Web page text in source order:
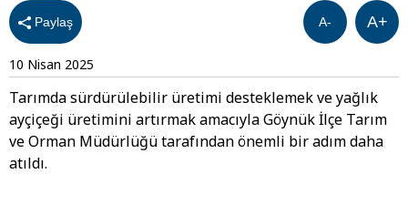
Paylaş A+
A-
10 Nisan 2025
Tarımda sürdürülebilir üretimi desteklemek ve yağlık
ayçiçeği üretimini artırmak amacıyla Göynük İlçe Tarım
ve Orman Müdürlüğü tarafından önemli bir adım daha
atıldı.